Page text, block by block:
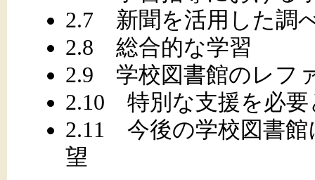
2.7 新聞を活用した調
2.8 総合的な学習
2.9 学校図書館のレフ
2.10 特別な支援を必要
2.11 今後の学校図書館
望